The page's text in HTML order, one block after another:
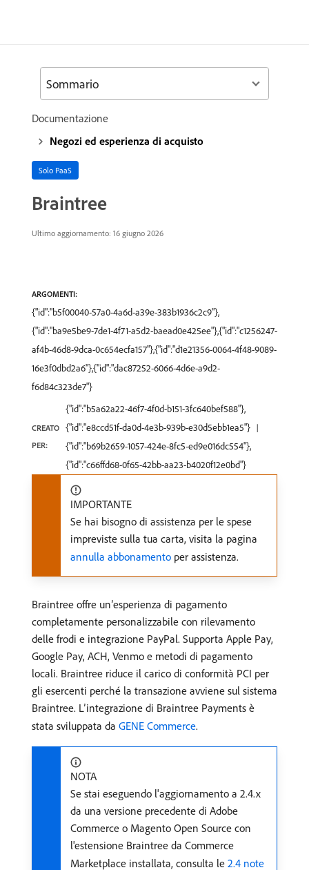
Documentazione
Negozi ed esperienza di acquisto
Solo PaaS
Braintree
Ultimo aggiornamento: 16 giugno 2026
ARGOMENTI:
{"id":"b5f00040-57a0-4a6d-a39e-383b1936c2c9"},
{"id":"ba9e5be9-7de1-4f71-a5d2-baead0e425ee"},{"id":"c1256247-
af4b-46d8-9dca-0c654ecfa157"},{"id":"d1e21356-0064-4f48-9089-
16e3f0dbd2a6"},{"id":"dac87252-6066-4d6e-a9d2-
f6d84c323de7"}
CREATO
PER:
{"id":"b5a62a22-46f7-4f0d-b151-3fc640bef588"},
{"id":"e8ccd51f-da0d-4e3b-939b-e30d5ebb1ea5"}
{"id":"b69b2659-1057-424e-8fc5-ed9e016dc554"},
{"id":"c66ffd68-0f65-42bb-aa23-b4020f12e0bd"}
IMPORTANTE
Se hai bisogno di assistenza per le spese
impreviste sulla tua carta, visita la pagina
annulla abbonamento per assistenza.
Braintree offre un’esperienza di pagamento
completamente personalizzabile con rilevamento
delle frodi e integrazione PayPal. Supporta Apple Pay,
Google Pay, ACH, Venmo e metodi di pagamento
locali. Braintree riduce il carico di conformità PCI per
gli esercenti perché la transazione avviene sul sistema
Braintree. L’integrazione di Braintree Payments è
stata sviluppata da GENE Commerce.
NOTA
Se stai eseguendo l'aggiornamento a 2.4.x
da una versione precedente di Adobe
Commerce o Magento Open Source con
l'estensione Braintree da Commerce
Marketplace installata, consulta le 2.4 note
Sommario